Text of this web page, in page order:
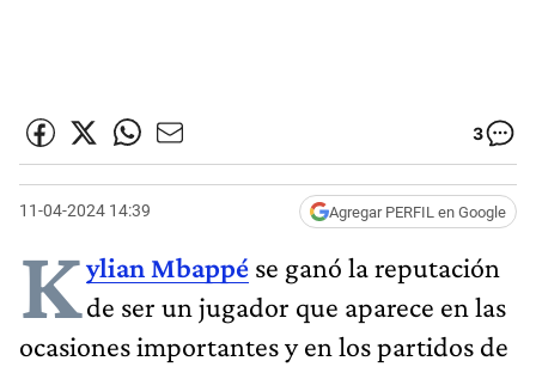
3
11-04-2024 14:39 Agregar PERFIL en Google
Kylian Mbappé se ganó la reputación
de ser un jugador que aparece en las
ocasiones importantes y en los partidos de